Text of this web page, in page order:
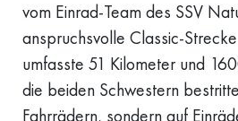
vom Einrad-Team des SSV
anspruchsvolle Classic-
umfasste 51 Kilometer und
die beiden Schwestern
Fahrrädern, sondern auf